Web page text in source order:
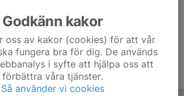
Godkänn kakor
oss av kakor (cookies) för att vår
fungera bra för dig. De används
i syfte att hjälpa oss att
förbättra våra tjänster.
Så använder vi cookies